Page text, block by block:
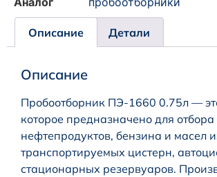
Описание Детали
Описание
Пробоотборник ПЭ-1660 0.75л —
которое предназначено для
нефтепродуктов, бензина и масел
транспортируемых цистерн,
стационарных резервуаров.